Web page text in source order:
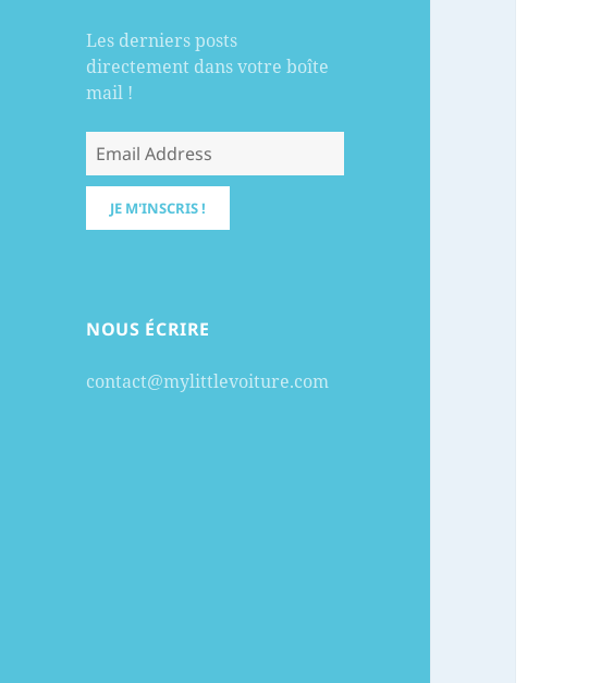
Les derniers posts
directement dans votre boîte
mail !
NOUS ÉCRIRE
contact@mylittlevoiture.com